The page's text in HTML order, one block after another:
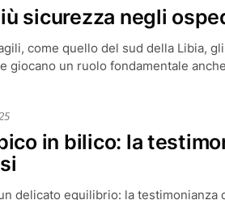
sicurezza negli
come quello del sud della Libia,
giocano un ruolo fondamentale
in bilico: la
delicato equilibrio: la